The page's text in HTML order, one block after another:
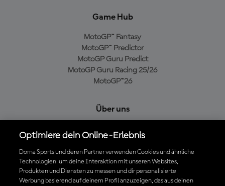
Game Hub
MotoGP™ Fantasy
MotoGP™ Predictor
MotoGP Guru Predict
MotoGP Guru Racing 25/26
MotoGP™26
Über uns
Cookie-Richtlinien
Geschäftsbedingungen
Datenschutzrichtlinien
Kaufrichtlinie
Optimiere dein Online-Erlebnis
Dorna Sports und deren Partner verwenden Cookies und ähnliche
Technologien, um deine Interaktion mit unseren Websites,
Produkten und Diensten zu messen und dir personalisierte
Werbung basierend auf deinem Profil anzuzeigen, das aus deinen